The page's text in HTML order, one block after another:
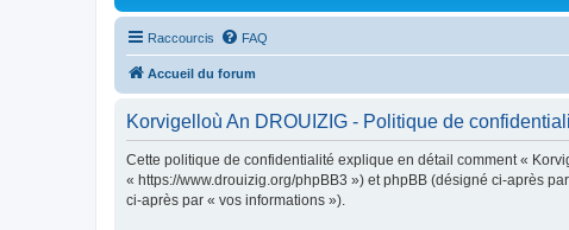
Raccourcis FAQ
Accueil du forum
Korvigelloù An DROUIZIG - Politique de
Cette politique de confidentialité explique en détail comment «
« https://www.drouizig.org/phpBB3 ») et phpBB (désigné ci-après
ci-après par « vos informations »).